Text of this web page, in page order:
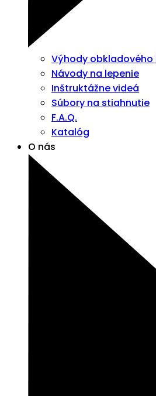
Výhody obkladového
Návody na lepenie
Inštruktážne videá
Súbory na stiahnutie
F.A.Q.
Katalóg
O nás